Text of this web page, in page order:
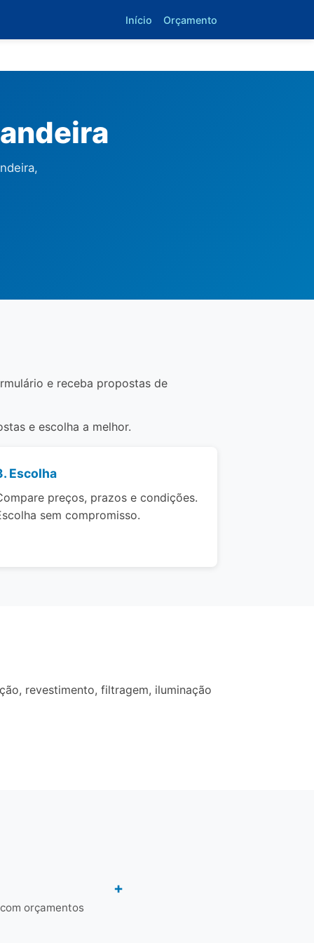
Início Orçamento
e receba propostas de
e escolha a melhor.
Escolha
preços, prazos e condições.
sem compromisso.
revestimento, filtragem, iluminação
orçamentos